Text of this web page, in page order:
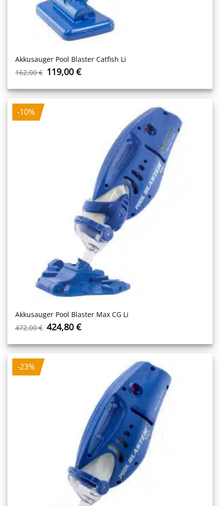
Akkusauger Pool Blaster Catfish Li
162,00€ Ursprünglicher
Preis
war:
162,00 €
119,00€Aktueller
ist:
119,00 €.
-10%
Akkusauger Pool Blaster Max CG Li
472,00€ Ursprünglicher
Preis
war:
472,00 €
424,80€Aktueller
ist:
424,80 €.
-23%